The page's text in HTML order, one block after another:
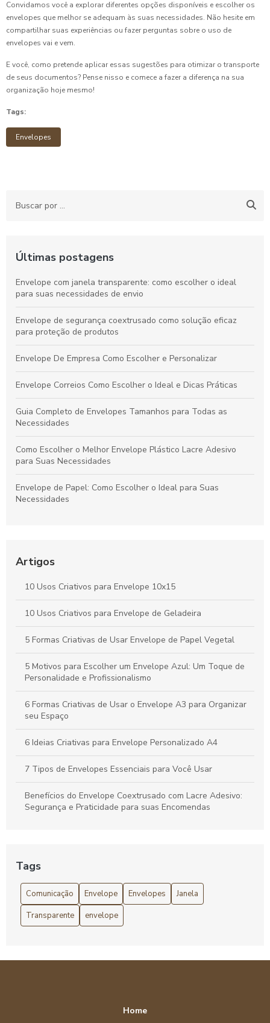
Convidamos você a explorar diferentes opções disponíveis e escolher os
envelopes que melhor se adequam às suas necessidades. Não hesite em
compartilhar suas experiências ou fazer perguntas sobre o uso de
envelopes vai e vem.
E você, como pretende aplicar essas sugestões para otimizar o transporte
de seus documentos? Pense nisso e comece a fazer a diferença na sua
organização hoje mesmo!
Tags:
Envelopes
Últimas postagens
Envelope com janela transparente: como escolher o ideal
para suas necessidades de envio
Envelope de segurança coextrusado como solução eficaz
para proteção de produtos
Envelope De Empresa Como Escolher e Personalizar
Envelope Correios Como Escolher o Ideal e Dicas Práticas
Guia Completo de Envelopes Tamanhos para Todas as
Necessidades
Como Escolher o Melhor Envelope Plástico Lacre Adesivo
para Suas Necessidades
Envelope de Papel: Como Escolher o Ideal para Suas
Necessidades
Envelope plastico A5 ideal para proteção e organização
Envelope com Lacre Personalizado para Impressão: Como
Criar um Design Único e Atraente
Artigos
10 Usos Criativos para Envelope 10x15
10 Usos Criativos para Envelope de Geladeira
5 Formas Criativas de Usar Envelope de Papel Vegetal
5 Motivos para Escolher um Envelope Azul: Um Toque de
Personalidade e Profissionalismo
6 Formas Criativas de Usar o Envelope A3 para Organizar
seu Espaço
6 Ideias Criativas para Envelope Personalizado A4
7 Tipos de Envelopes Essenciais para Você Usar
Benefícios do Envelope Coextrusado com Lacre Adesivo:
Segurança e Praticidade para suas Encomendas
Como escolher o Envelope com lacre de segurança ideal
para suas necessidades
Como Escolher o Envelope de Segurança Inviolável Ideal
Como Escolher o Envelope de Segurança Liso Ideal para
Tags
Comunicação Envelope Envelopes
Janela
Transparente
envelope
Home